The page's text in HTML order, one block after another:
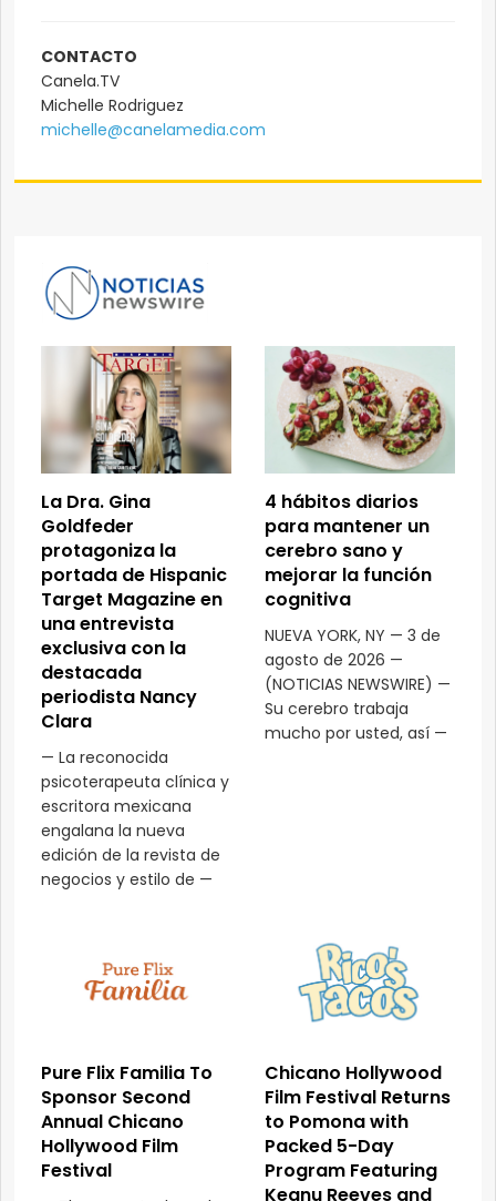
CONTACTO
Canela.TV
Michelle Rodriguez
michelle@canelamedia.com
La Dra. Gina
Goldfeder
protagoniza la
portada de Hispanic
Target Magazine en
una entrevista
exclusiva con la
destacada
periodista Nancy
Clara
— La reconocida
psicoterapeuta clínica y
escritora mexicana
engalana la nueva
edición de la revista de
negocios y estilo de —
4 hábitos diarios
para mantener un
cerebro sano y
mejorar la función
cognitiva
NUEVA YORK, NY — 3 de
agosto de 2026 —
(NOTICIAS NEWSWIRE) —
Su cerebro trabaja
mucho por usted, así —
Pure Flix Familia To
Sponsor Second
Annual Chicano
Hollywood Film
Festival
Chicano Hollywood
Film Festival Returns
to Pomona with
Packed 5-Day
Program Featuring
Keanu Reeves and